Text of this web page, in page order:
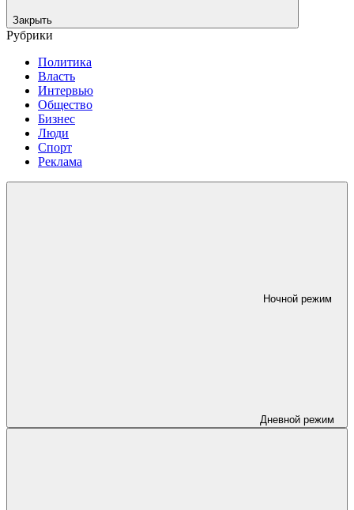
Закрыть
Рубрики
Политика
Власть
Интервью
Общество
Бизнес
Люди
Спорт
Реклама
Ночной режим
Дневной режим